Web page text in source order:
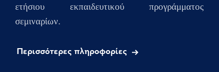
ετήσιου
εκπαιδευτικού προγράμματος
σεμιναρίων.
Περισσότερες πληροφορίες